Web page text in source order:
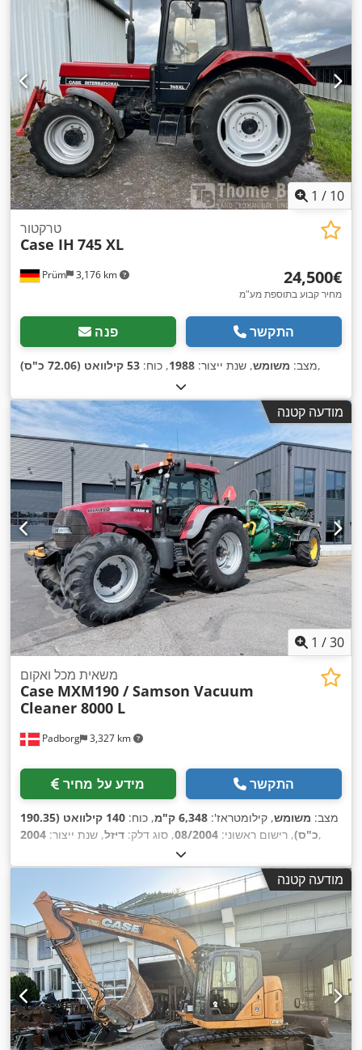
1 / 10
Prüm 3,176 km
טרקטור
Case IH 745 XL
‏24,500 ‏€
מחיר קבוע בתוספת מע"מ
פנה התקשר
מצב: משומש, שנת ייצור: 1988, כוח: 53 קילוואט (72.06 כ"ס) ,
מודעה קטנה
1 /30
Padborg 3,327 km
משאית מכל ואקום
Case MXM190 / Samson Vacuum
Cleaner 8000 L
מידע על מחיר התקשר
מצב: משומש, קילומטראז': 6,348 ק"מ , כוח:
140 קילוואט (190.35
כ"ס), רישום ראשוני: 08/2004, סוג דלק: דיזל, שנת ייצור: 2004 ,
מודעה קטנה